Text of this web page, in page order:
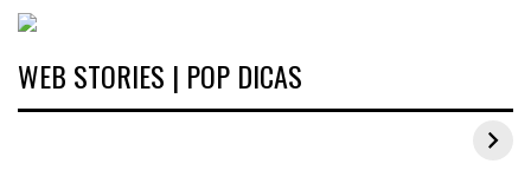
WEB STORIES | POP DICAS
Inspirações de looks plus size para o carnaval